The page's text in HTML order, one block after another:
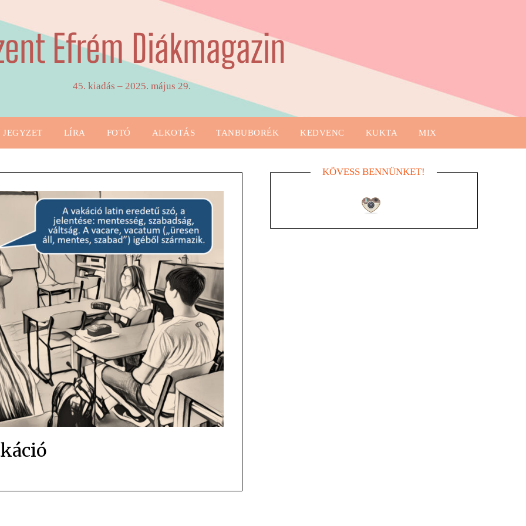
Efrém Diákmagazin
45. kiadás – 2025. május 29.
JEGYZET LÍRA FOTÓ ALKOTÁS TANBUBORÉK KEDVENC KUKTA MIX
KÖVESS BENNÜNKET!